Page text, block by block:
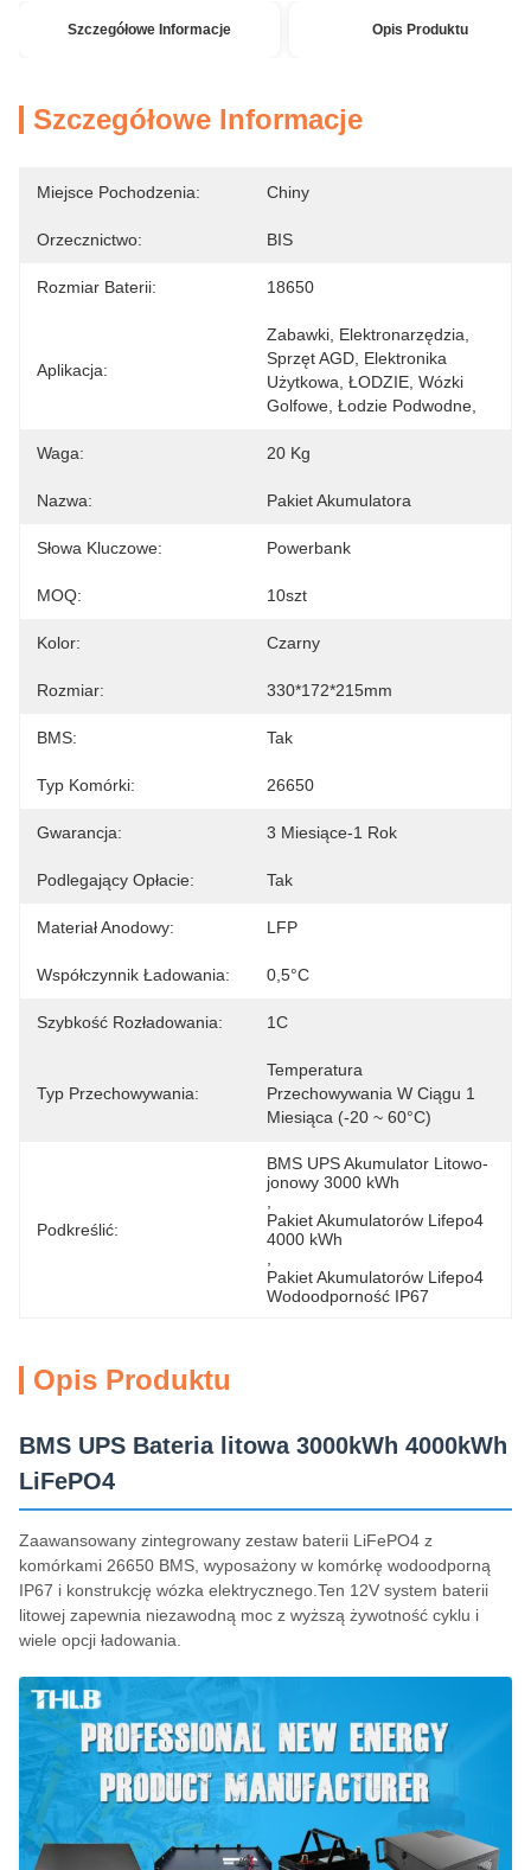
Szczegółowe Informacje Opis Produktu
Szczegółowe Informacje
Miejsce Pochodzenia: Chiny
Orzecznictwo: BIS
Rozmiar Baterii: 18650
Aplikacja:
Zabawki, Elektronarzędzia,
Sprzęt AGD, Elektronika
Użytkowa, ŁODZIE, Wózki
Golfowe, Łodzie Podwodne,
Waga: 20 Kg
Nazwa: Pakiet Akumulatora
Słowa Kluczowe: Powerbank
MOQ: 10szt
Kolor: Czarny
Rozmiar: 330*172*215mm
BMS: Tak
Typ Komórki: 26650
Gwarancja: 3 Miesiące-1 Rok
Podlegający Opłacie: Tak
Materiał Anodowy: LFP
Współczynnik Ładowania: 0,5°C
Szybkość Rozładowania: 1C
Typ Przechowywania:
Temperatura
Przechowywania W Ciągu 1
Miesiąca (-20 ~ 60°C)
Podkreślić:
BMS UPS Akumulator Litowo-
jonowy 3000 kWh
Pakiet Akumulatorów Lifepo4
4000 kWh
Pakiet Akumulatorów Lifepo4
Wodoodporność IP67
Opis Produktu
BMS UPS Bateria litowa 3000kWh 4000kWh
LiFePO4
Zaawansowany zintegrowany zestaw baterii LiFePO4 z
komórkami 26650 BMS, wyposażony w komórkę wodoodporną
IP67 i konstrukcję wózka elektrycznego.Ten 12V system baterii
litowej zapewnia niezawodną moc z wyższą żywotność cyklu i
wiele opcji ładowania.